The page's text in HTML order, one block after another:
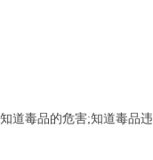
道毒品的危害;知道毒品违